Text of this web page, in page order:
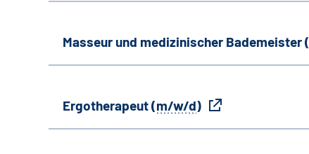
Masseur und medizinischer Bademeister (
Ergotherapeut (m/w/d)